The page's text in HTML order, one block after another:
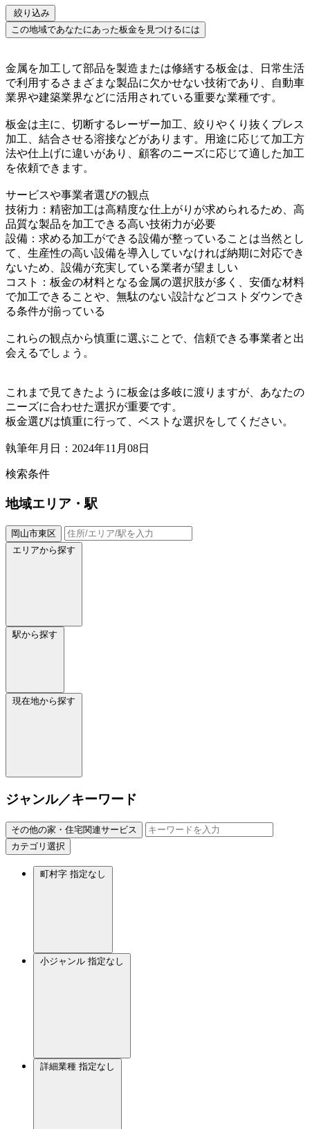
絞り込み
この地域であなたにあった板金を見つけるには
金属を加工して部品を製造または修繕する板金は、日常生活
で利用するさまざまな製品に欠かせない技術であり、自動車
業界や建築業界などに活用されている重要な業種です。
板金は主に、切断するレーザー加工、絞りやくり抜くプレス
加工、結合させる溶接などがあります。用途に応じて加工方
法や仕上げに違いがあり、顧客のニーズに応じて適した加工
を依頼できます。
サービスや事業者選びの観点
技術力：精密加工は高精度な仕上がりが求められるため、高
品質な製品を加工できる高い技術力が必要
設備：求める加工ができる設備が整っていることは当然とし
て、生産性の高い設備を導入していなければ納期に対応でき
ないため、設備が充実している業者が望ましい
コスト：板金の材料となる金属の選択肢が多く、安価な材料
で加工できることや、無駄のない設計などコストダウンでき
る条件が揃っている
これらの観点から慎重に選ぶことで、信頼できる事業者と出
会えるでしょう。
これまで見てきたように板金は多岐に渡りますが、あなたの
ニーズに合わせた選択が重要です。
板金選びは慎重に行って、ベストな選択をしてください。
執筆年月日：2024年11月08日
検索条件
地域エリア・駅
岡山市東区
エリアから探す
駅から探す
現在地から探す
ジャンル／キーワード
その他の家・住宅関連サービス
カテゴリ選択
町村字 指定なし
小ジャンル 指定なし
詳細業種 指定なし